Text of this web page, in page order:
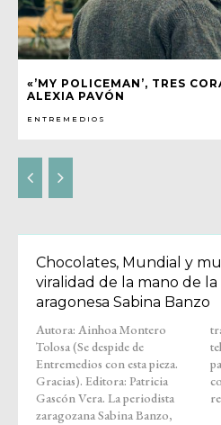
«’MY POLICEMAN’, TRES
ALEXIA PAVÓN
ENTREMEDIOS
Chocolates, Mundial y
viralidad de la mano de
aragonesa Sabina Banzo
Autora: Ainhoa Montero
Tolosa (Se despide de
Entremedios con esta pieza.
Gracias). Editora: Patricia
Gascón Vera. La periodista
zaragozana Sabina Banzo,
tras años como reportera de
televisión y locutora de spots
para grandes marcas,
comenzó su andadura en